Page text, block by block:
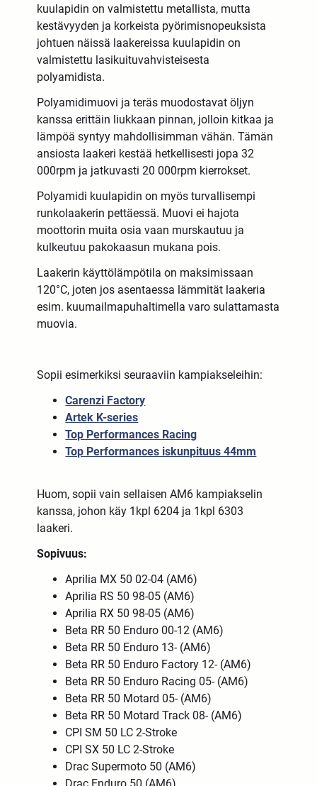
kuulapidin on valmistettu metallista, mutta
kestävyyden ja korkeista pyörimisnopeuksista
johtuen näissä laakereissa kuulapidin on
valmistettu lasikuituvahvisteisesta
polyamidista.
Polyamidimuovi ja teräs muodostavat öljyn
kanssa erittäin liukkaan pinnan, jolloin kitkaa ja
lämpöä syntyy mahdollisimman vähän. Tämän
ansiosta laakeri kestää hetkellisesti jopa 32
000rpm ja jatkuvasti 20 000rpm kierrokset.
Polyamidi kuulapidin on myös turvallisempi
runkolaakerin pettäessä. Muovi ei hajota
moottorin muita osia vaan murskautuu ja
kulkeutuu pakokaasun mukana pois.
Laakerin käyttölämpötila on maksimissaan
120°C, joten jos asentaessa lämmität laakeria
esim. kuumailmapuhaltimella varo sulattamasta
muovia.
Sopii esimerkiksi seuraaviin kampiakseleihin:
Carenzi Factory
Artek K-series
Top Performances Racing
Top Performances iskunpituus 44mm
Huom, sopii vain sellaisen AM6 kampiakselin
kanssa, johon käy 1kpl 6204 ja 1kpl 6303
laakeri.
Sopivuus:
Aprilia MX 50 02-04 (AM6)
Aprilia RS 50 98-05 (AM6)
Aprilia RX 50 98-05 (AM6)
Beta RR 50 Enduro 00-12 (AM6)
Beta RR 50 Enduro 13- (AM6)
Beta RR 50 Enduro Factory 12- (AM6)
Beta RR 50 Enduro Racing 05- (AM6)
Beta RR 50 Motard 05- (AM6)
Beta RR 50 Motard Track 08- (AM6)
CPI SM 50 LC 2-Stroke
CPI SX 50 LC 2-Stroke
Drac Supermoto 50 (AM6)